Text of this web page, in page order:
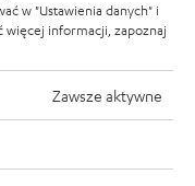
w "Ustawienia danych" i
więcej informacji, zapoznaj
Zawsze aktywne